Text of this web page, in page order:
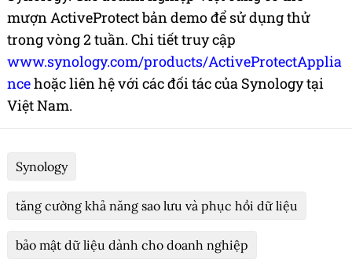
mượn ActiveProtect bản demo để sử dụng thử
trong vòng 2 tuần. Chi tiết truy cập
www.synology.com/products/ActiveProtectApplia
ncehoặc liên hệ với các đối tác của Synology tại
Việt Nam.
Synology
tăng cường khả năng sao lưu và phục hồi dữ liệu
bảo mật dữ liệu dành cho doanh nghiệp